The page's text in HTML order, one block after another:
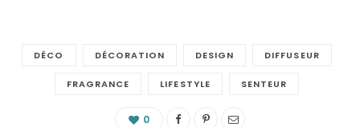
DÉCO DÉCORATION DESIGN DIFFUSEUR
FRAGRANCE LIFESTYLE SENTEUR
0